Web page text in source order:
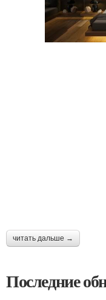
читать дальше →
Последние